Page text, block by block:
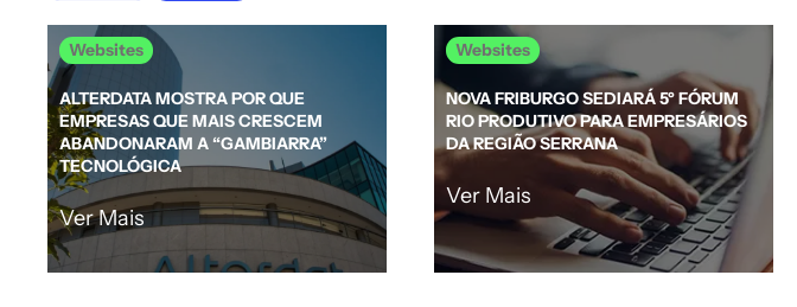
Websites
ALTERDATA MOSTRA POR QUE
EMPRESAS QUE MAIS CRESCEM
ABANDONARAM A “GAMBIARRA”
TECNOLÓGICA
Ver Mais
Websites
NOVA FRIBURGO SEDIARÁ 5º FÓRUM
RIO PRODUTIVO PARA EMPRESÁRIOS
DA REGIÃO SERRANA
Ver Mais